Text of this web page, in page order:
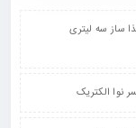
ساز سه لیتری
نوا الکتریک